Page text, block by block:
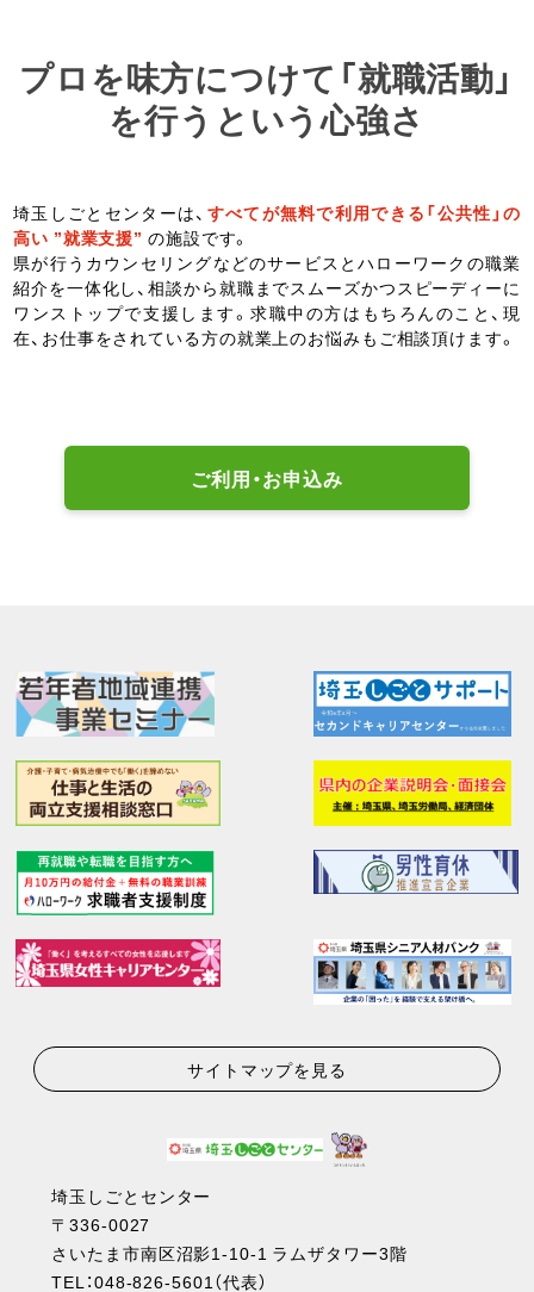
プロを味方につけて「就職活動」
を行うという心強さ
埼玉しごとセンターは、 すべてが無料で利用できる「公共性」の
高い ”就業支援” の施設です。
県が行うカウンセリングなどのサービスとハローワークの職業
紹介を一体化し、相談から就職までスムーズかつスピーディーに
ワンストップで支援します。求職中の方はもちろんのこと、現
在、お仕事をされている方の就業上のお悩みもご相談頂けます。
ご利用・お申込み
サイトマップを見る
埼玉しごとセンター
〒336-0027
さいたま市南区沼影1-10-1 ラムザタワー3階
TEL：048-826-5601（代表）